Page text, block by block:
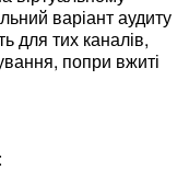
варіант аудиту
для тих каналів,
попри вжиті